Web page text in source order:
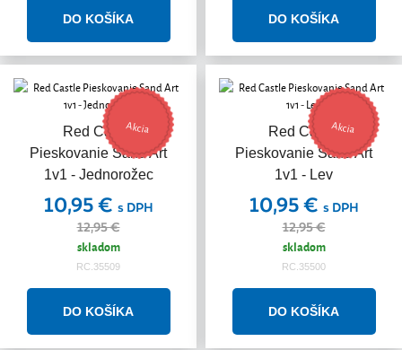
Red Castle
Pieskovanie Sand Art
1v1 - Jednorožec
Akcia
10,95 € s DPH
12,95 €
skladom
RC.35509
Red Castle
Pieskovanie Sand Art
1v1 - Lev
Akcia
10,95 € s DPH
12,95 €
skladom
RC.35500